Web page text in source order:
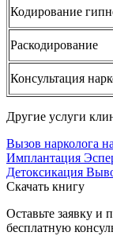
Кодирование
Раскодирование
Консультация
Другие услуги
Вызов нарколога
Имплантация
Детоксикация
Скачать книгу
Оставьте заявку и
бесплатную